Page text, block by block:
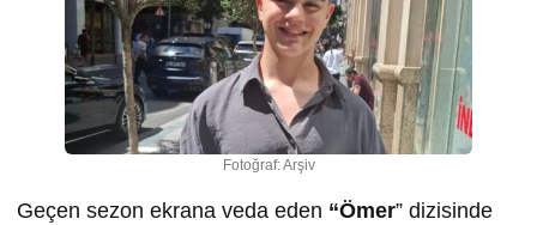
Fotoğraf: Arşiv
Geçen sezon ekrana veda eden “Ömer” dizisinde